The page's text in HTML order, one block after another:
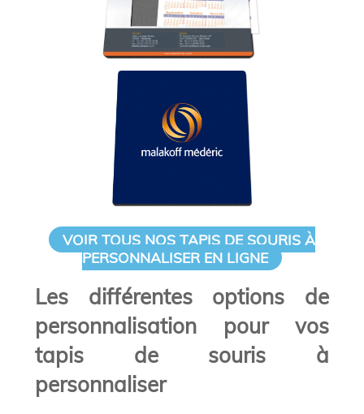
VOIR TOUS NOS TAPIS DE SOURIS À
PERSONNALISER EN LIGNE
Les différentes options de
personnalisation pour vos
tapis de souris à
personnaliser